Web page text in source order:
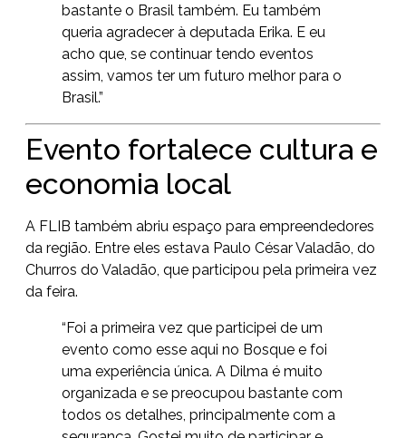
bastante o Brasil também. Eu também
queria agradecer à deputada Erika. E eu
acho que, se continuar tendo eventos
assim, vamos ter um futuro melhor para o
Brasil.”
Evento fortalece cultura e
economia local
A FLIB também abriu espaço para empreendedores
da região. Entre eles estava Paulo César Valadão, do
Churros do Valadão, que participou pela primeira vez
da feira.
“Foi a primeira vez que participei de um
evento como esse aqui no Bosque e foi
uma experiência única. A Dilma é muito
organizada e se preocupou bastante com
todos os detalhes, principalmente com a